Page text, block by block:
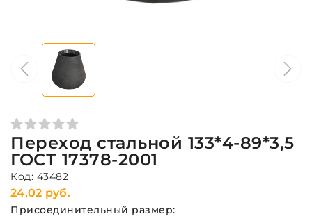
Переход стальной 133*4-89*3,5
ГОСТ 17378-2001
Код: 43482
24,02 руб.
Присоединительный размер: